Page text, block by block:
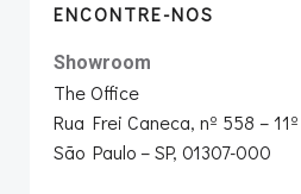
ENCONTRE-NOS
Showroom
The Office
Rua Frei Caneca, nº 558 –
São Paulo – SP, 01307-000